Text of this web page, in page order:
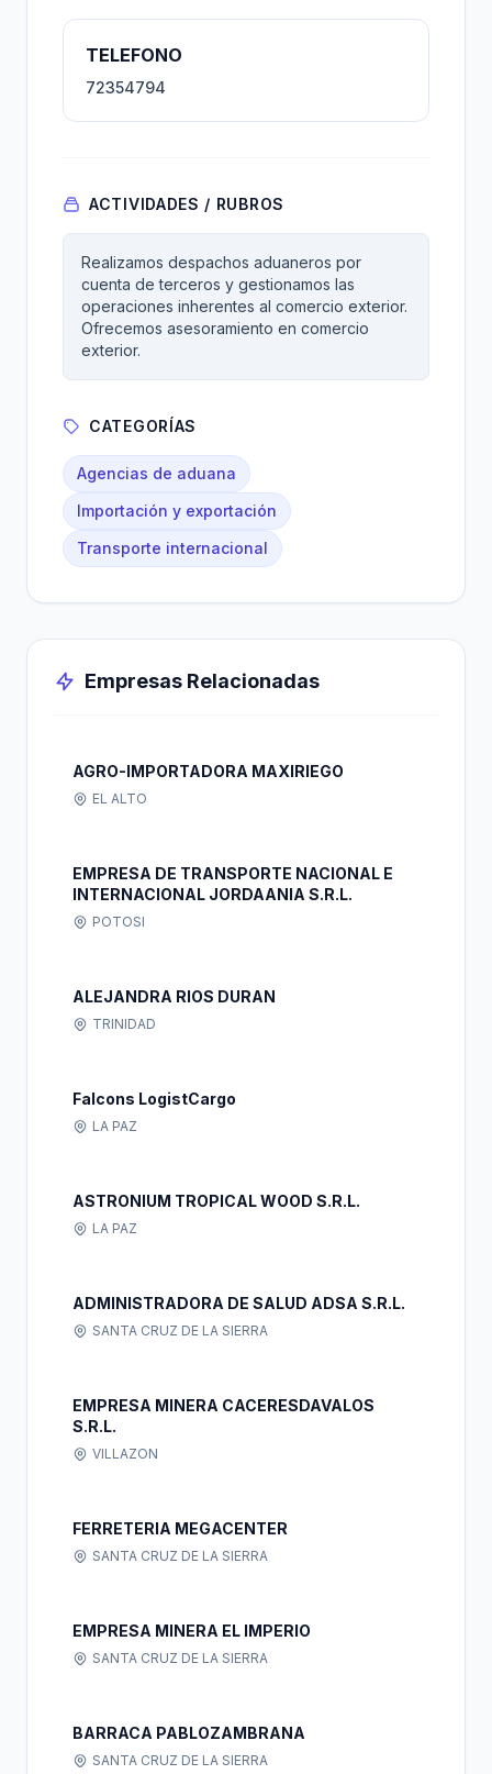
TELEFONO
72354794
ACTIVIDADES / RUBROS
Realizamos despachos aduaneros por
cuenta de terceros y gestionamos las
operaciones inherentes al comercio exterior.
Ofrecemos asesoramiento en comercio
exterior.
CATEGORÍAS
Agencias de aduana
Importación y exportación
Transporte internacional
Empresas Relacionadas
AGRO-IMPORTADORA MAXIRIEGO
EL ALTO
EMPRESA DE TRANSPORTE NACIONAL E
INTERNACIONAL JORDAANIA S.R.L.
POTOSI
ALEJANDRA RIOS DURAN
TRINIDAD
Falcons LogistCargo
LA PAZ
ASTRONIUM TROPICAL WOOD S.R.L.
LA PAZ
ADMINISTRADORA DE SALUD ADSA S.R.L.
SANTA CRUZ DE LA SIERRA
EMPRESA MINERA CACERESDAVALOS
S.R.L.
VILLAZON
FERRETERIA MEGACENTER
SANTA CRUZ DE LA SIERRA
EMPRESA MINERA EL IMPERIO
SANTA CRUZ DE LA SIERRA
BARRACA PABLOZAMBRANA
SANTA CRUZ DE LA SIERRA